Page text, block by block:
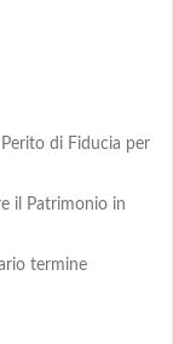
di Fiducia per
il Patrimonio in
termine